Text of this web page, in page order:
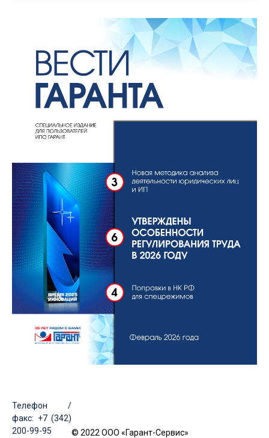
Телефон /
факс: +7 (342)
200-99-95
© 2022 ООО «Гарант-Сервис»